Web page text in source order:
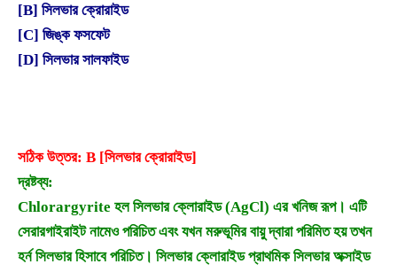
[B] সিলভার ক্রোরাইড
[C] জিঙ্ক ফসফেট
[D] সিলভার সালফাইড
সঠিক উত্তর: B [সিলভার ক্রোরাইড]
দ্রষ্টব্য:
Chlorargyrite হল সিলভার ক্লোরাইড (AgCl) এর খনিজ রূপ। এটি
সেরারগাইরাইট নামেও পরিচিত এবং যখন মরুভূমির বায়ু দ্বারা পরিমিত হয় তখন
হর্ন সিলভার হিসাবে পরিচিত। সিলভার ক্লোরাইড প্রাথমিক সিলভার অক্সাইড